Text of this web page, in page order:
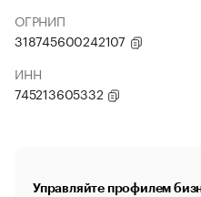
ОГРНИП
318745600242107
ИНН
745213605332
Управляйте профилем